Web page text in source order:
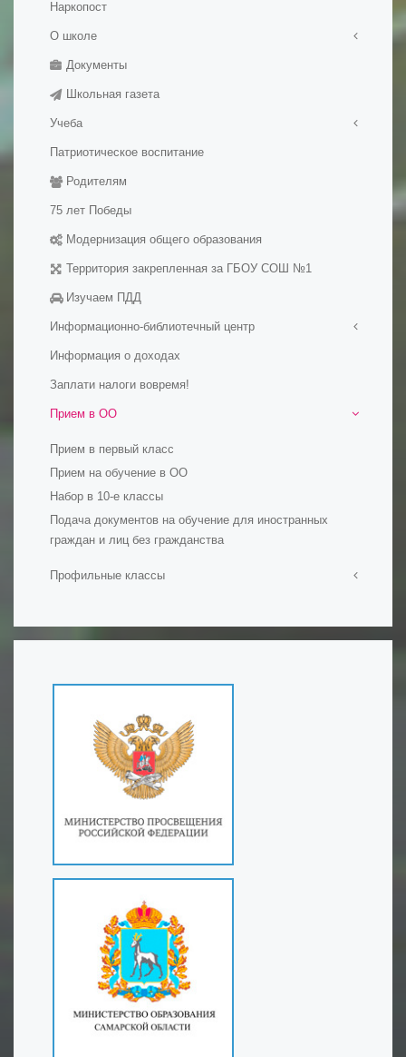
Наркопост
О школе
Правила приема в школу
История школы
Документы
Школьная газета
Учеба
Медалисты
Электронные образовательные ресуры
Методические разработки уроков
Патриотическое воспитание
Родителям
75 лет Победы
Модернизация общего образования
Территория закрепленная за ГБОУ СОШ №1
Изучаем ПДД
Информационно-библиотечный центр
Визитная карточка
Мероприятия в ИБЦ
Официальные документы
Обменный фонд
Ресурсы
Сохранение фонда ИБЦ
Информация о доходах
Заплати налоги вовремя!
Прием в ОО
Прием в первый класс
Прием на обучение в ОО
Набор в 10-е классы
Подача документов на обучение для иностранных
граждан и лиц без гражданства
Профильные классы